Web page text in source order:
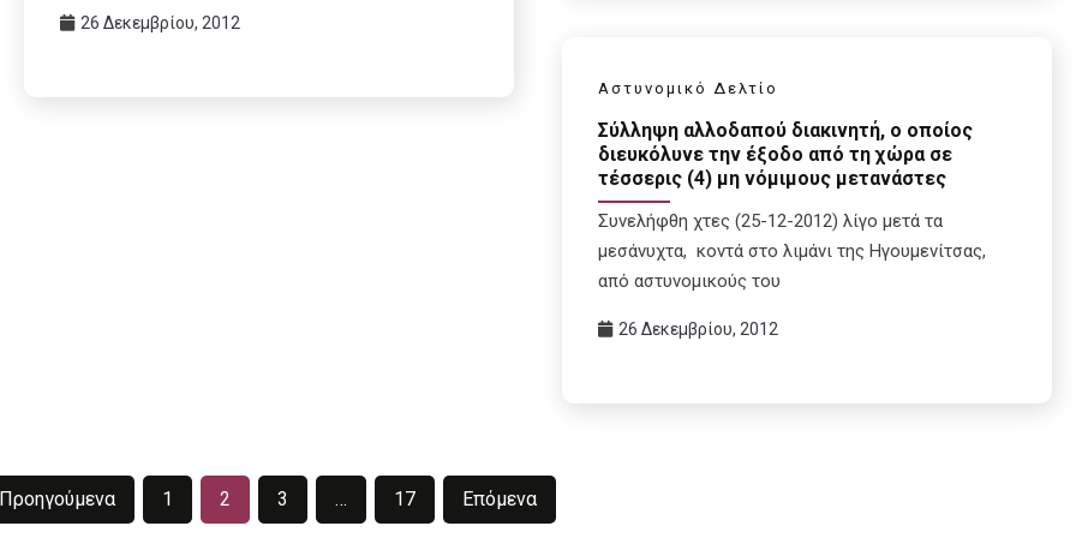
26 Δεκεμβρίου, 2012
Αστυνομικό Δελτίο
Σύλληψη αλλοδαπού διακινητή, ο οποίος
διευκόλυνε την έξοδο από τη χώρα σε
τέσσερις (4) μη νόμιμους μετανάστες
Συνελήφθη χτες (25-12-2012) λίγο μετά τα
μεσάνυχτα, κοντά στο λιμάνι της Ηγουμενίτσας,
από αστυνομικούς του
26 Δεκεμβρίου, 2012
Προηγούμενα 1 2 3 … 17 Επόμενα